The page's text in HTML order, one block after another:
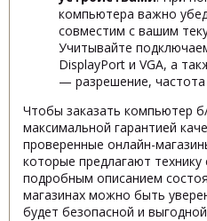
компьютера важно
совместим с вашим
Учитывайте
DisplayPort и VGA, а
— разрешение,
Чтобы заказать компьютер
максимальной гарантией
проверенные онлайн-
которые предлагают
подробным описанием
магазинах можно быть
будет безопасной и